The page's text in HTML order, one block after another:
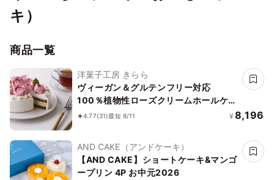
キ）
商品一覧
洋菓子工房 きらら
ヴィーガン＆グルテンフリー対応
100％植物性ローズクリームホールケー
キ 5号 15cm《ヴィーガンスイーツ・ヴ
4.77(31)最短 8/11 ¥ 8,196
AND CAKE（アンドケーキ）
【AND CAKE】ショートケーキ&マンゴ
ープリン 4P お中元2026